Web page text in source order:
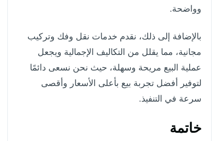
وواضحة.
بالإضافة إلى ذلك، نقدم خدمات نقل وفك وتركيب
مجانية، مما يقلل من التكاليف الإجمالية ويجعل
عملية البيع مريحة وسهلة، حيث نحن نسعى دائمًا
لتوفير أفضل تجربة بيع بأعلى الأسعار وأقصى
سرعة في التنفيذ.
خاتمة